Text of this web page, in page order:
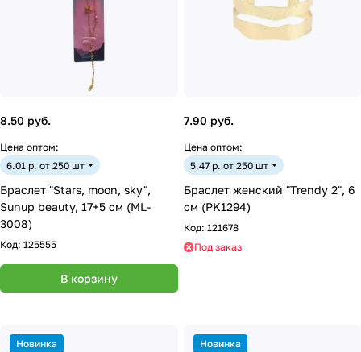
8.50 руб.
Цена оптом:
6.01 р. от 250 шт
Браслет "Stars, moon, sky",
Sunup beauty, 17+5 см (ML-
3008)
Код: 125555
В корзину
7.90 руб.
Цена оптом:
5.47 р. от 250 шт
Браслет женский "Trendy 2", 6
см (PK1294)
Код: 121678
Под заказ
Новинка Новинка